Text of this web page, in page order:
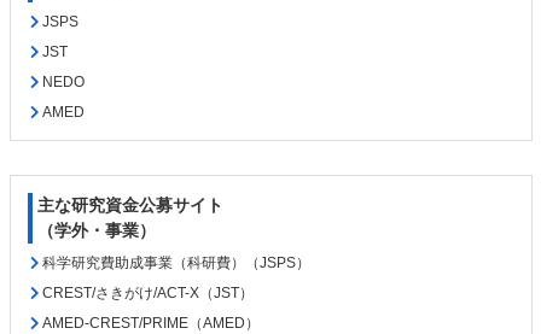
JSPS
JST
NEDO
AMED
主な研究資金公募サイト
（学外・事業）
科学研究費助成事業（科研費）（JSPS）
CREST/さきがけ/ACT-X（JST）
AMED-CREST/PRIME（AMED）